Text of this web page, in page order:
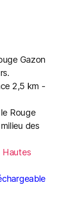
Gazon
2,5 km -
Rouge
des
Hautes